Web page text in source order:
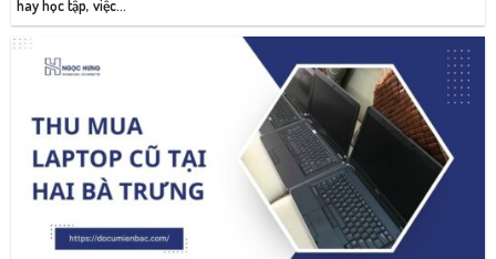
hay học tập, việc...